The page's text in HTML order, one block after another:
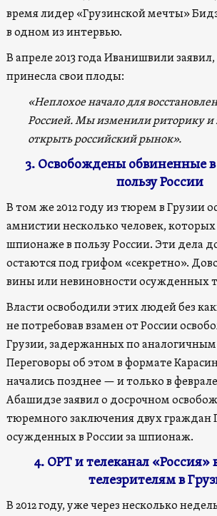
время лидер «Грузинской мечты»
в одном из интервью.
В апреле 2013 года Иванишвили
принесла свои плоды:
«Неплохое начало для
Россией. Мы изменили риторику и
открыть российский рынок».
3. Освобождены обвиненные
пользу России
В том же 2012 году из тюрем в Грузии
амнистии несколько человек,
шпионаже в пользу России. Эти дела
остаются под грифом «секретно».
вины или невиновности осужденных
Власти освободили этих людей без
не потребовав взамен от России
Грузии, задержанных по
Переговоры об этом в формате
начались позднее — и только в феврале
Абашидзе заявил о досрочном
тюремного заключения двух граждан
осужденных в России за шпионаж.
4. ОРТ и телеканал «Россия»
телезрителям в
В 2012 году, уже через несколько